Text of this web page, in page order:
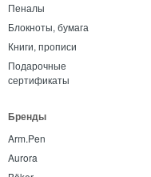
Пеналы
Блокноты, бумага
Книги, прописи
Подарочные
сертификаты
Бренды
Arm.Pen
Aurora